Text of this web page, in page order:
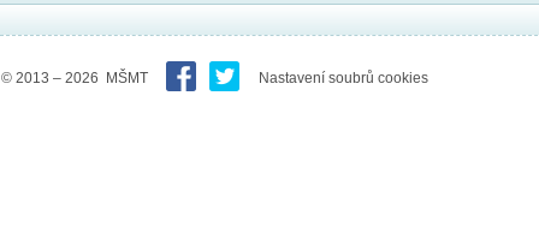
© 2013 – 2026 MŠMT Nastavení soubrů cookies